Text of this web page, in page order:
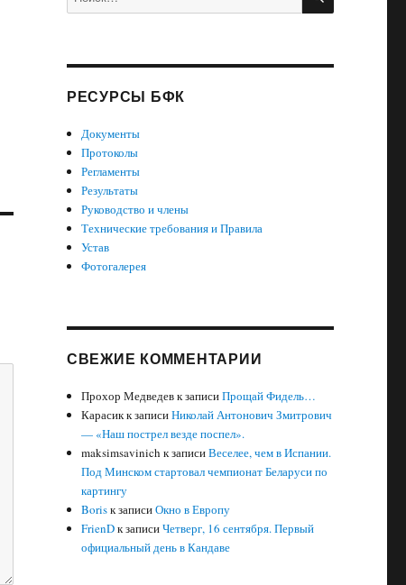
РЕСУРСЫ БФК
Документы
Протоколы
Регламенты
Результаты
Руководство и члены
Технические требования и Правила
Устав
Фотогалерея
СВЕЖИЕ КОММЕНТАРИИ
Прохор Медведевк записиПрощай Фидель…
Карасикк записиНиколай Антонович Змитрович
— «Наш пострел везде поспел».
maksimsavinich к записиВеселее, чем в Испании.
Под Минском стартовал чемпионат Беларуси по
картингу
Borisк записиОкно в Европу
FrienDк записиЧетверг, 16 сентября. Первый
официальный день в Кандаве